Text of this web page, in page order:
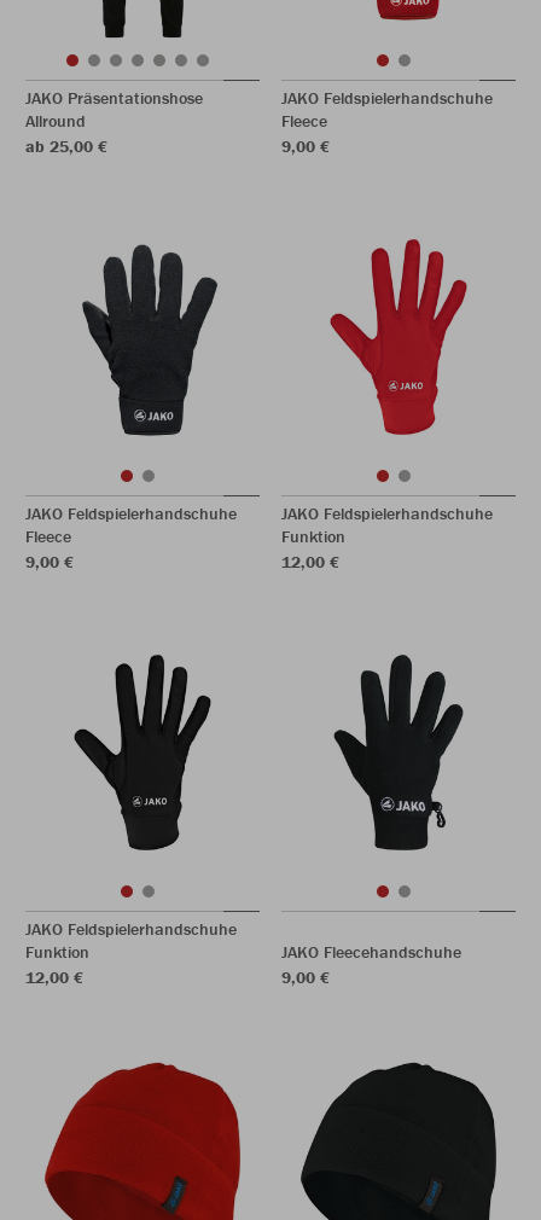
JAKO Präsentationshose
Allround
ab 25,00 €
JAKO Feldspielerhandschuhe
Fleece
9,00 €
JAKO Feldspielerhandschuhe
Fleece
9,00 €
JAKO Feldspielerhandschuhe
Funktion
12,00 €
JAKO Feldspielerhandschuhe
Funktion
12,00 €
JAKO Fleecehandschuhe
9,00 €